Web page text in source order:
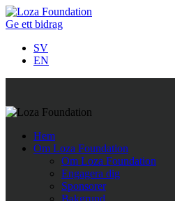
Ge ett bidrag
SV
EN
Hem
Om Loza Foundation
Om Loza Foundation
Engagera dig
Sponsorer
Bakgrund
Loza Foundation
att bekämpa extrem
Under hösten har Loza
extreme poverty”. Arbetet bedrivs
nå ut till fler och säkerställa
projektet startat i tre områden i